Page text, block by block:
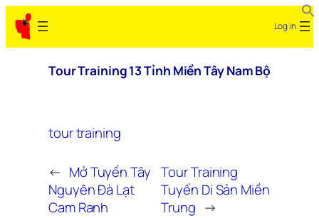
Skip
to
content
Log in
Tour Training 13 Tỉnh Miền Tây Nam Bộ
tour training
← Mở Tuyến Tây
Nguyên Đà Lạt
Cam Ranh
Tour Training
Tuyến Di Sản Miền
Trung →